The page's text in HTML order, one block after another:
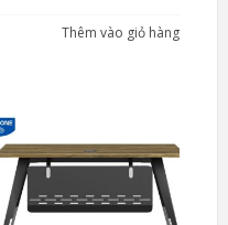
Thêm vào giỏ hàng